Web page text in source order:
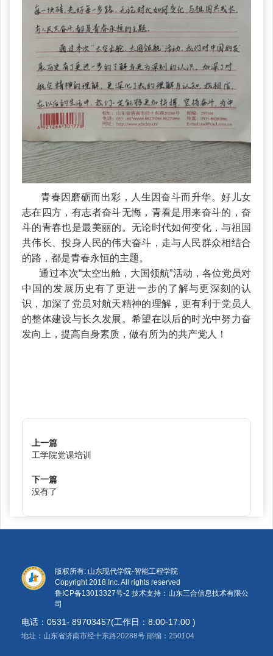
青春因磨砺而出彩，人生因奋斗而升华。好儿女
志在四方，有志者奋斗无悔，青看是用来奋斗的，奋
斗的青春也是最美丽的。无论时代如何变化，与祖国
共伟长、投身人民的伟大奋斗，走与人民群众相结合
的路，都是青春永恒的主题。
通过本次“太空出舱，大国领航”活动，各位党员对
中国的发展历史有了更进一步的了解与更深刻的认
识，加深了党员对航天精神的理解，更有利于党员人
的整体建设与长久发展。希望在以后的时光中努力奋
发向上，提高自身素质，做有所为的共产党人！
上一篇
工学院党课培训
下一篇
没有了
版权所有: 山东现代学院-智能工程学院
Copyright 2018 Inc. All rights reserved
鲁ICP备13013327号-2 技术支持：山东三合信息技术有限公
司
电话：0531- 89703457(工作日：8:00-17:00 )
地址：山东省济南市经十东路20288号 邮编：250104